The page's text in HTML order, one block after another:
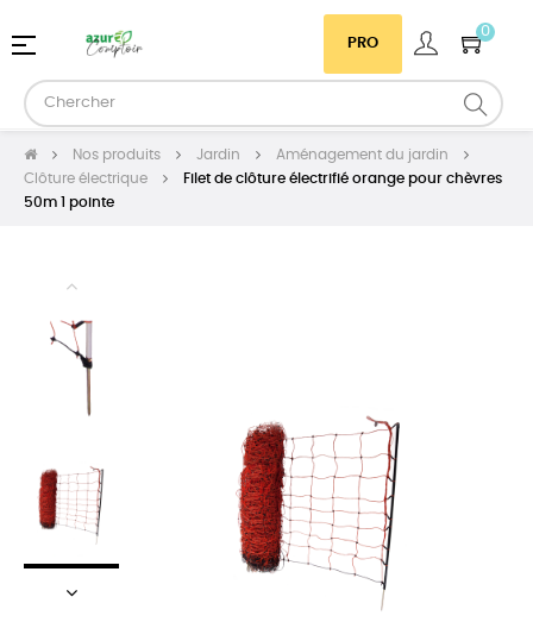
PRO
0
Basculer
navigation
☰
Nos produits Jardin
Aménagement du jardin
Clôture électrique
Filet de clôture électrifié orange pour chèvres
50m 1 pointe